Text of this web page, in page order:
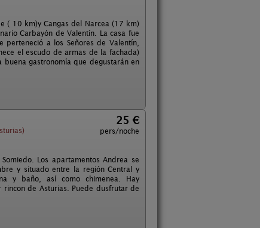
( 10 km)y Cangas del Narcea (17 km)
Carbayón de Valentín. La casa fue
a los Señores de Valentín,
el escudo de armas de la fachada)
gastronomía que degustarán en
25 €
pers/noche
Los apartamentos Andrea se
y situado entre la región Central y
y baño, así como chimenea. Hay
de Asturias. Puede dusfrutar de